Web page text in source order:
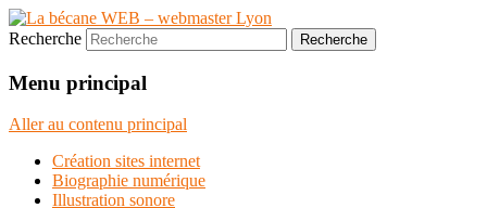
Recherche
Menu principal
Aller au contenu principal
Création sites internet
Biographie numérique
Illustration sonore